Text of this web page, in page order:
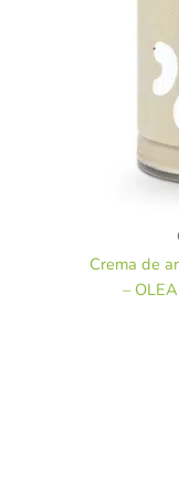
Crema de
–